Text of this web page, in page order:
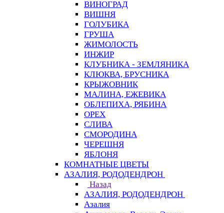
ВИНОГРАД
ВИШНЯ
ГОЛУБИКА
ГРУША
ЖИМОЛОСТЬ
ИНЖИР
КЛУБНИКА - ЗЕМЛЯНИКА
КЛЮКВА, БРУСНИКА
КРЫЖОВНИК
МАЛИНА, ЕЖЕВИКА
ОБЛЕПИХА, РЯБИНА
ОРЕХ
СЛИВА
СМОРОДИНА
ЧЕРЕШНЯ
ЯБЛОНЯ
КОМНАТНЫЕ ЦВЕТЫ
АЗАЛИЯ, РОДОДЕНДРОН
Назад
АЗАЛИЯ, РОДОДЕНДРОН
Азалия